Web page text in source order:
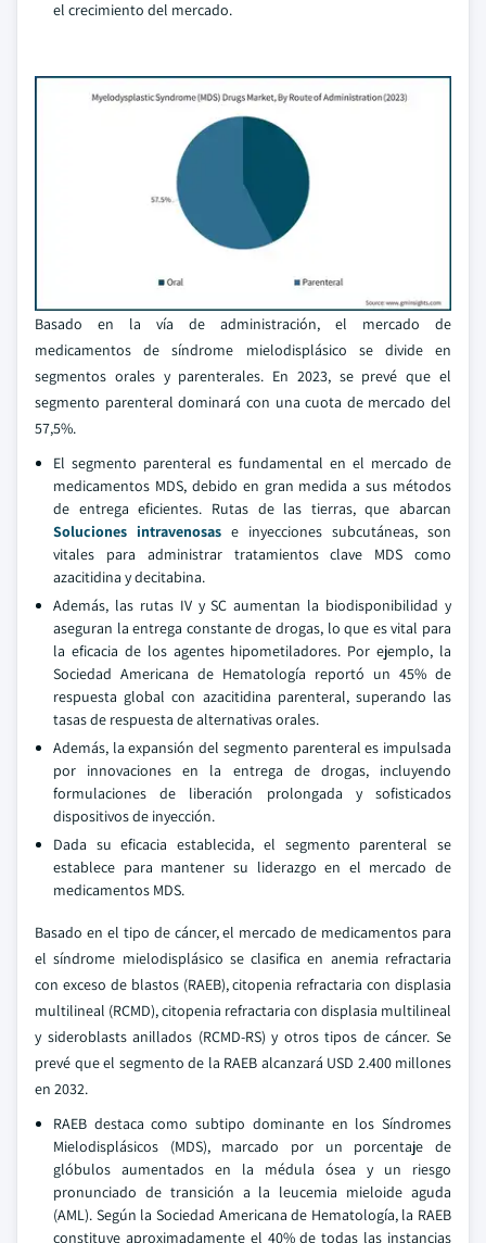
el crecimiento del mercado.
Basado en la vía de administración, el mercado de
medicamentos de síndrome mielodisplásico se divide en
segmentos orales y parenterales. En 2023, se prevé que el
segmento parenteral dominará con una cuota de mercado del
57,5%.
El segmento parenteral es fundamental en el mercado de
medicamentos MDS, debido en gran medida a sus métodos
de entrega eficientes. Rutas de las tierras, que abarcan
Soluciones intravenosas e inyecciones subcutáneas, son
vitales para administrar tratamientos clave MDS como
azacitidina y decitabina.
Además, las rutas IV y SC aumentan la biodisponibilidad y
aseguran la entrega constante de drogas, lo que es vital para
la eficacia de los agentes hipometiladores. Por ejemplo, la
Sociedad Americana de Hematología reportó un 45% de
respuesta global con azacitidina parenteral, superando las
tasas de respuesta de alternativas orales.
Además, la expansión del segmento parenteral es impulsada
por innovaciones en la entrega de drogas, incluyendo
formulaciones de liberación prolongada y sofisticados
dispositivos de inyección.
Dada su eficacia establecida, el segmento parenteral se
establece para mantener su liderazgo en el mercado de
medicamentos MDS.
Basado en el tipo de cáncer, el mercado de medicamentos para
el síndrome mielodisplásico se clasifica en anemia refractaria
con exceso de blastos (RAEB), citopenia refractaria con displasia
multilineal (RCMD), citopenia refractaria con displasia multilineal
y sideroblasts anillados (RCMD-RS) y otros tipos de cáncer. Se
prevé que el segmento de la RAEB alcanzará USD 2.400 millones
en 2032.
RAEB destaca como subtipo dominante en los Síndromes
Mielodisplásicos (MDS), marcado por un porcentaje de
glóbulos aumentados en la médula ósea y un riesgo
pronunciado de transición a la leucemia mieloide aguda
(AML). Según la Sociedad Americana de Hematología, la RAEB
constituye aproximadamente el 40% de todas las instancias